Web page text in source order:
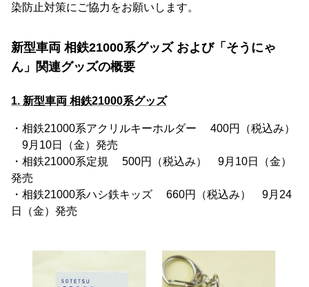
染防止対策にご協力をお願いします。
新型車両 相鉄21000系グッズ および「そうにゃ
ん」関連グッズの概要
1. 新型車両 相鉄21000系グッズ
・相鉄21000系アクリルキーホルダー 400円（税込み）
9月10日（金）発売
・相鉄21000系定規 500円（税込み） 9月10日（金）
発売
・相鉄21000系ハシ鉄キッズ 660円（税込み） 9月24
日（金）発売